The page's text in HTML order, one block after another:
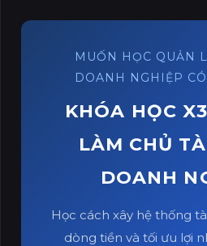
MUỐN HỌC QUẢN
DOANH NGHIỆP
KHÓA HỌC
LÀM CHỦ
DOANH
Học cách xây hệ thống
dòng tiền và tối ưu lợi